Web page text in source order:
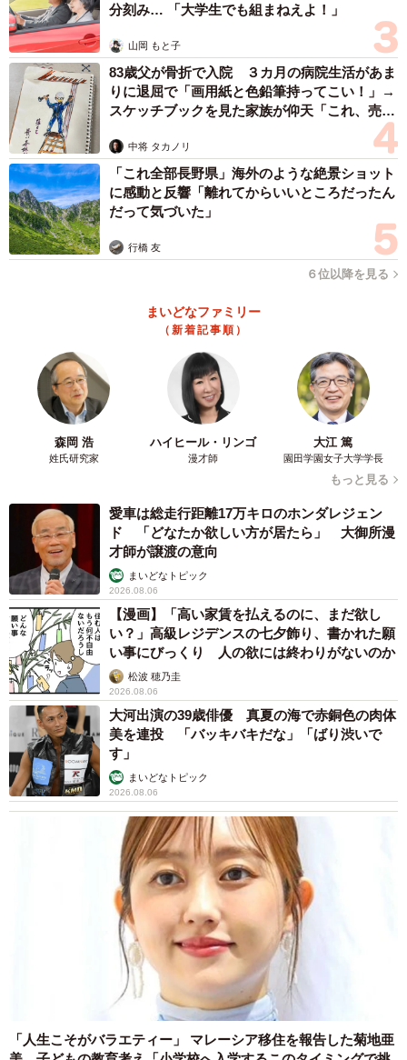
分刻み… 「大学生でも組まねえよ！」
山岡 もと子
83歳父が骨折で入院 ３カ月の病院生活があま
りに退屈で「画用紙と色鉛筆持ってこい！」→
スケッチブックを見た家族が仰天「これ、売れ
中将 タカノリ
「これ全部長野県」海外のような絶景ショット
に感動と反響「離れてからいいところだったん
だって気づいた」
行橋 友
６位以降を見る
まいどなファミリー
（新着記事順）
森岡 浩
姓氏研究家
ハイヒール・リンゴ
漫才師
大江 篤
園田学園女子大学学長
もっと見る
愛車は総走行距離17万キロのホンダレジェン
ド 「どなたか欲しい方が居たら」 大御所漫
才師が譲渡の意向
まいどなトピック
2026.08.06
【漫画】「高い家賃を払えるのに、まだ欲し
い？」高級レジデンスの七夕飾り、書かれた願
い事にびっくり 人の欲には終わりがないのか
松波 穂乃圭
2026.08.06
大河出演の39歳俳優 真夏の海で赤銅色の肉体
美を連投 「バッキバキだな」「ばり渋いで
す」
まいどなトピック
2026.08.06
「人生こそがバラエティー」 マレーシア移住を報告した菊地亜